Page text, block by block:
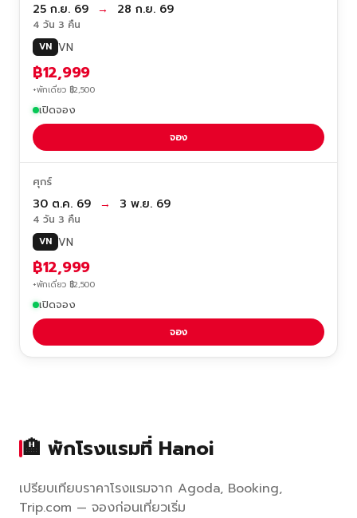
25 ก.ย. 69 → 28 ก.ย. 69
4 วัน 3 คืน
VN VN
฿12,999
+พักเดี่ยว ฿2,500
เปิดจอง
จอง
ศุกร์
30 ต.ค. 69 → 3 พ.ย. 69
4 วัน 3 คืน
VN VN
฿12,999
+พักเดี่ยว ฿2,500
เปิดจอง
จอง
🏨 พักโรงแรมที่ Hanoi
เปรียบเทียบราคาโรงแรมจาก Agoda, Booking,
Trip.com — จองก่อนเที่ยวเริ่ม